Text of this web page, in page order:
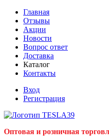
Главная
Отзывы
Акции
Новости
Вопрос ответ
Доставка
Каталог
Контакты
Вход
Регистрация
Оптовая и розничная